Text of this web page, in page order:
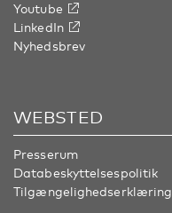
Youtube
LinkedIn
Nyhedsbrev
WEBSTED
Presserum
Databeskyttelsespolitik
Tilgængelighedserklæring